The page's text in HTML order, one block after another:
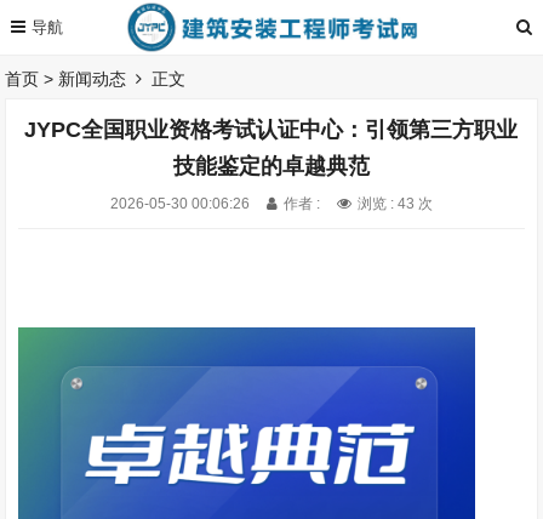
首页 > 新闻动态 正文
JYPC全国职业资格考试认证中心：引领第三方职业
技能鉴定的卓越典范
2026-05-30 00:06:26 作者 : 浏览 : 43 次